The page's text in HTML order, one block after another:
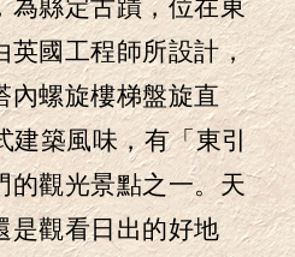
為縣定古蹟 ， 位在東
英國工程師所設計，
內螺旋樓梯盤旋直
建築風味，有「東引
的觀光景點之一。天
是觀看日出的好地